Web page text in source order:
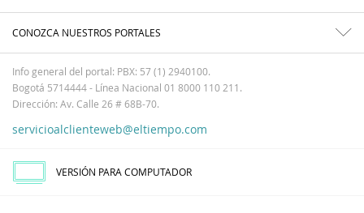
CONOZCA NUESTROS PORTALES
Info general del portal: PBX: 57 (1) 2940100.
Bogotá 5714444 - Línea Nacional 01 8000 110 211.
Dirección: Av. Calle 26 # 68B-70.
servicioalclienteweb@eltiempo.com
VERSIÓN PARA COMPUTADOR